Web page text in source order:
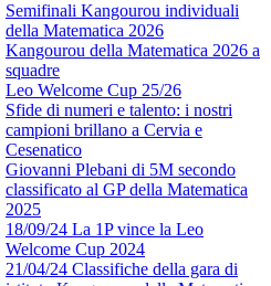
Semifinali Kangourou individuali
della Matematica 2026
Kangourou della Matematica 2026 a
squadre
Leo Welcome Cup 25/26
Sfide di numeri e talento: i nostri
campioni brillano a Cervia e
Cesenatico
Giovanni Plebani di 5M secondo
classificato al GP della Matematica
2025
18/09/24 La 1P vince la Leo
Welcome Cup 2024
21/04/24 Classifiche della gara di